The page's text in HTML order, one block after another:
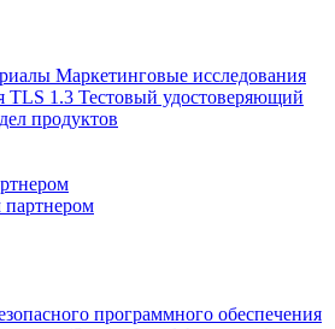
Маркетинговые исследования
TLS 1.3 Тестовый удостоверяющий
продуктов
партнером
программного обеспечения